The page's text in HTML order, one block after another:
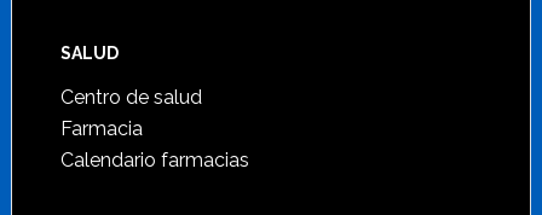
SALUD
Centro de salud
Farmacia
Calendario farmacias